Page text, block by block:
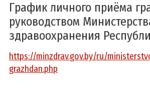
График личного приёма
руководством
здравоохранения
https://minzdrav.gov.by/ru/
grazhdan.php